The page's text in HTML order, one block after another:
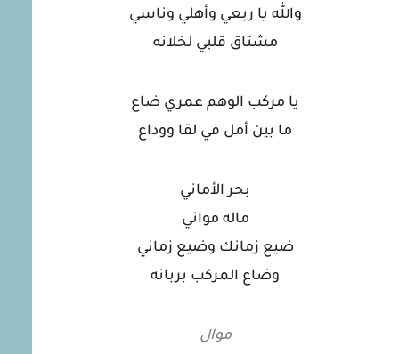
والله يا ربعي وأهلي وناسي
مشتاق قلبي لخلانه
يا مركب الوهم عمري ضاع
ما بين أمل في لقا ووداع
بحر الأماني
ماله مواني
ضيع زمانك وضيع زماني
وضاع المركب بربانه
موال